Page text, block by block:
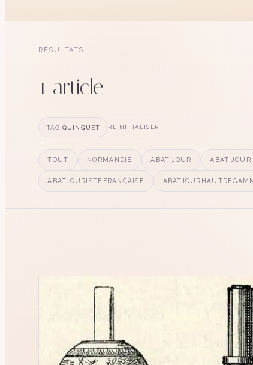
RÉSULTATS
1 article
TAG:QUINQUET RÉINITIALISER
TOUT NORMANDIE ABAT-JOUR ABAT-
ABATJOURISTEFRANÇAISE